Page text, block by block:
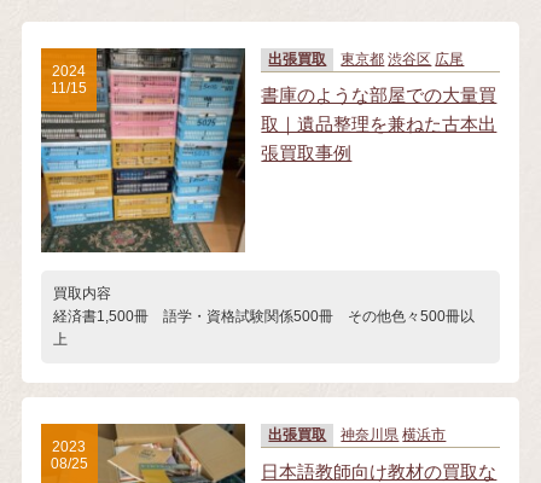
出張買取 東京都 渋谷区 広尾
書庫のような部屋での大量買
取｜遺品整理を兼ねた古本出
張買取事例
買取内容
経済書1,500冊 語学・資格試験関係500冊 その他色々500冊以
上
2024
11/15
出張買取 神奈川県 横浜市
日本語教師向け教材の買取な
2023
08/25